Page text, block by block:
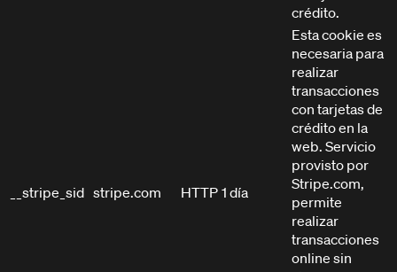
crédito.
__stripe_sid stripe.com HTTP1 día
Esta cookie es
necesaria para
realizar
transacciones
con tarjetas de
crédito en la
web. Servicio
provisto por
Stripe.com,
permite
realizar
transacciones
online sin